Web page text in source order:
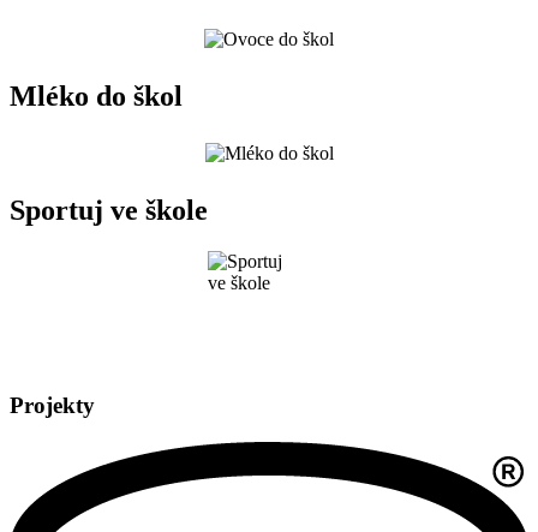
Mléko do škol
Sportuj ve škole
Projekty